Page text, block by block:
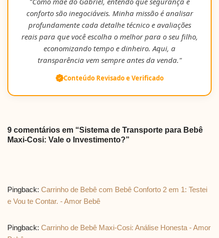
conforto são inegociáveis. Minha missão é analisar
profundamente cada detalhe técnico e avaliações
reais para que você escolha o melhor para o seu filho,
economizando tempo e dinheiro. Aqui, a
transparência vem sempre antes da venda."
Conteúdo Revisado e Verificado
9 comentários em “Sistema de Transporte para Bebê
Maxi-Cosi: Vale o Investimento?”
Pingback: Carrinho de Bebê com Bebê Conforto 2 em 1: Testei
e Vou te Contar. - Amor Bebê
Pingback: Carrinho de Bebê Maxi-Cosi: Análise Honesta - Amor